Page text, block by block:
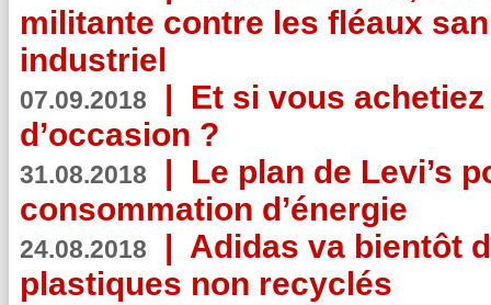
militante contre les fléaux
industriel
07.09.2018 | Et si vous
d’occasion ?
31.08.2018 | Le plan de Levi’s
consommation d’énergie
24.08.2018 | Adidas va bientôt
plastiques non recyclés